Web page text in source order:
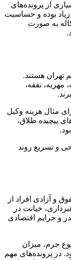
از پرونده‌های
زیاد بوده و حساسیت
به صورت
تهران هستند.
نفقه،
مثال هزینه وکیل
پیچیده طلاق،
و تسریع روند
و آزادی افراد از
خیانت در
و جرایم اقتصادی
جرم، میزان
در پرونده‌های مهم